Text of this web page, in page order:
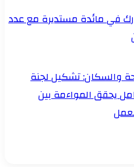
في مائدة مستديرة مع عدد
والسكان: تشكيل لجنة
يحقق المواءمة بين